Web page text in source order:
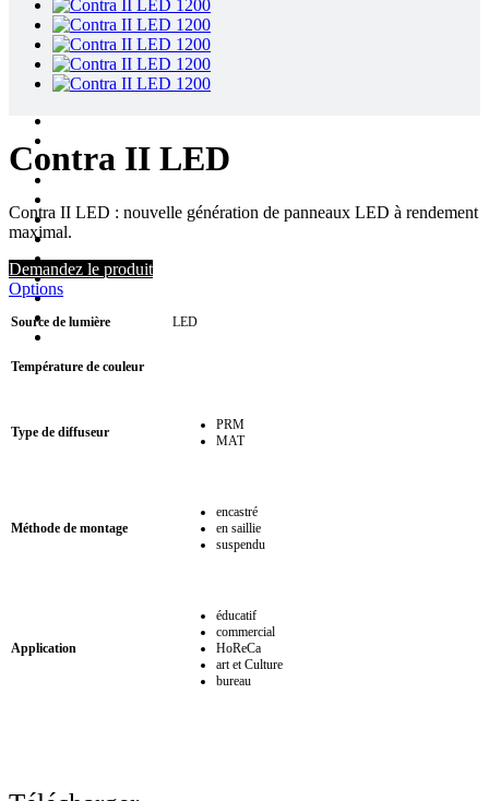
Contra II LED
Contra II LED : nouvelle génération de panneaux LED à rendement
maximal.
Demandez le produit
Options
Source de lumière LED
Température de couleur
Type de diffuseur
PRM
MAT
Méthode de montage
encastré
en saillie
suspendu
Application
éducatif
commercial
HoReCa
art et Culture
bureau